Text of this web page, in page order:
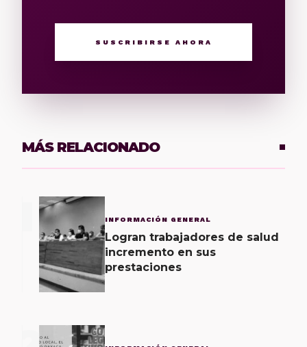
SUSCRIBIRSE AHORA
MÁS RELACIONADO
INFORMACIÓN GENERAL
Logran trabajadores de salud
incremento en sus
prestaciones